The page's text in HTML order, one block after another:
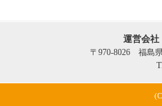
運営会
〒970-8026 福島